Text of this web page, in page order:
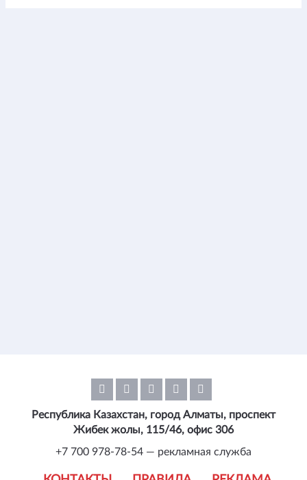
Республика Казахстан, город Алматы, проспект
Жибек жолы, 115/46, офис 306
+7 700 978-78-54 — рекламная служба